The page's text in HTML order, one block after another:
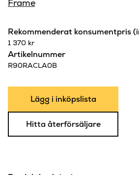
Frame
Rekommenderat konsumentpris
1 370 kr
Artikelnummer
R90RACLA0B
Lägg i inköpslista
Hitta återförsäljare